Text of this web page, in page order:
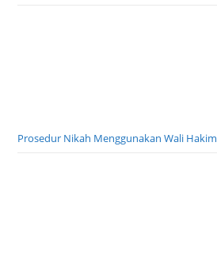
Prosedur Nikah Menggunakan Wali Hakim